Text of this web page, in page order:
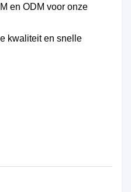
en ODM voor onze
kwaliteit en snelle